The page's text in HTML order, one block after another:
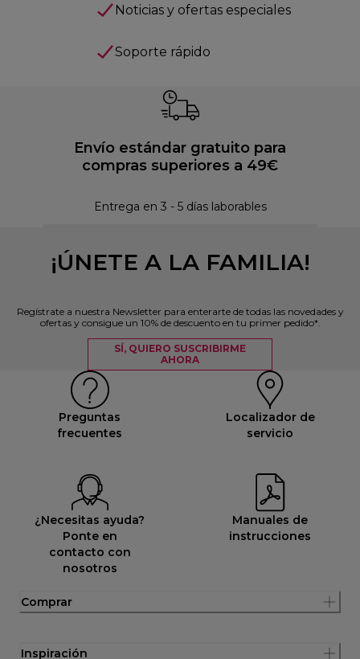
Noticias y ofertas especiales
Soporte rápido
Envío estándar gratuito para
compras superiores a 49€
Entrega en 3 - 5 días laborables
¡ÚNETE A LA FAMILIA!
Regístrate a nuestra Newsletter para enterarte de todas las novedades y
ofertas y consigue un 10% de descuento en tu primer pedido*.
SÍ, QUIERO SUSCRIBIRME
AHORA
Preguntas
frecuentes
Localizador de
servicio
¿Necesitas ayuda?
Ponte en
contacto con
nosotros
Manuales de
instrucciones
Comprar
Inspiración